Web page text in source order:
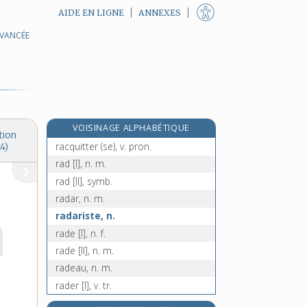
AIDE EN LIGNE ANNEXES
VOISINAGE ALPHABÉTIQUE
racornissement, n. m.
racquitter (se), v. pron.
rad [I], n. m.
rad [II], symb.
radar, n. m.
radariste, n.
rade [I], n. f.
rade [II], n. m.
radeau, n. m.
rader [I], v. tr.
rader [II], v. tr.[7eédition]